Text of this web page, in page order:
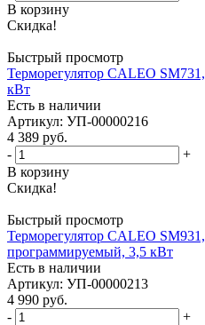
В корзину
Скидка!
Быстрый просмотр
Терморегулятор CALEO
кВт
Есть в наличии
Артикул: УП-00000216
4 389 руб.
-
+
В корзину
Скидка!
Быстрый просмотр
Терморегулятор CALEO
программируемый, 3,5 кВт
Есть в наличии
Артикул: УП-00000213
4 990 руб.
-
+